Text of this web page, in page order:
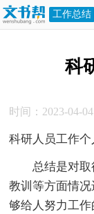
工作总结
科
时间：2023-04-
科研人员工作
总结是对取
教训等方面情
够给人努力工作